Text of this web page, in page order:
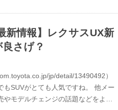
新情報】レクサスUX新
さげ？
jp/detail/13490492）
もSUVがとても人気ですね。 他メー
やモデルチェンジの話題などをよ…